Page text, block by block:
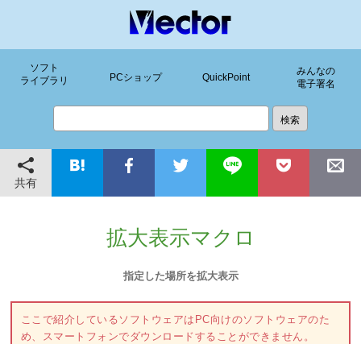
ソフト
ライブラリ
PCショップ QuickPoint
みんなの
電子署名
共有
拡大表示マクロ
指定した場所を拡大表示
ここで紹介しているソフトウェアはPC向けのソフトウェアのた
め、スマートフォンでダウンロードすることができません。